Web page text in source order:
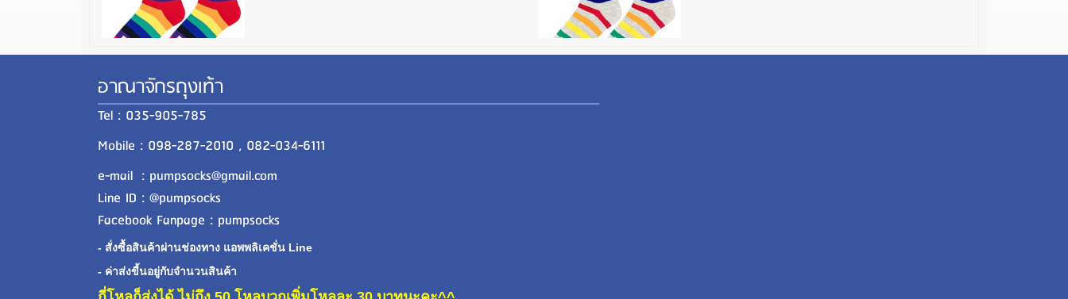
อาณาจักรถุงเท้า
Tel : 035-905-785
Mobile : 098-287-2010 , 082-034-6111
e-mail : pumpsocks@gmail.com
Line ID : @pumpsocks
Facebook Fanpage : pumpsocks
- สั่งซื้อสินค้าผ่านช่องทาง แอพพลิเคชั่น Line
- ค่าส่งขี้นอยู่กับจำนวนสินค้า